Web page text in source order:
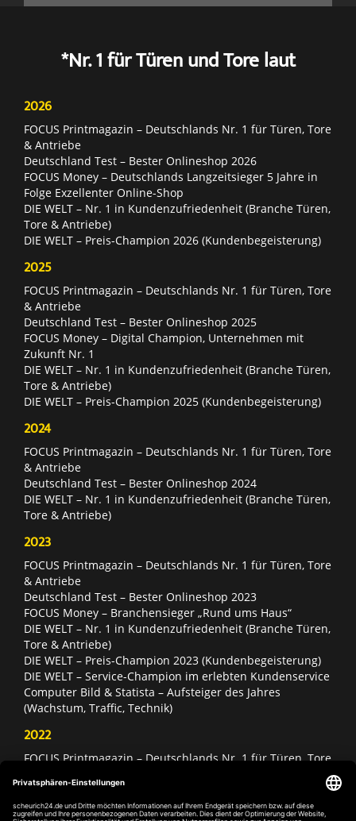
*Nr. 1 für Türen und Tore laut
2026
FOCUS Printmagazin – Deutschlands Nr. 1 für Türen, Tore
& Antriebe
Deutschland Test – Bester Onlineshop 2026
FOCUS Money – Deutschlands Langzeitsieger 5 Jahre in
Folge Exzellenter Online-Shop
DIE WELT – Nr. 1 in Kundenzufriedenheit (Branche Türen,
Tore & Antriebe)
DIE WELT – Preis-Champion 2026 (Kundenbegeisterung)
2025
FOCUS Printmagazin – Deutschlands Nr. 1 für Türen, Tore
& Antriebe
Deutschland Test – Bester Onlineshop 2025
FOCUS Money – Digital Champion, Unternehmen mit
Zukunft Nr. 1
DIE WELT – Nr. 1 in Kundenzufriedenheit (Branche Türen,
Tore & Antriebe)
DIE WELT – Preis-Champion 2025 (Kundenbegeisterung)
2024
FOCUS Printmagazin – Deutschlands Nr. 1 für Türen, Tore
& Antriebe
Deutschland Test – Bester Onlineshop 2024
DIE WELT – Nr. 1 in Kundenzufriedenheit (Branche Türen,
Tore & Antriebe)
2023
FOCUS Printmagazin – Deutschlands Nr. 1 für Türen, Tore
& Antriebe
Deutschland Test – Bester Onlineshop 2023
FOCUS Money – Branchensieger „Rund ums Haus“
DIE WELT – Nr. 1 in Kundenzufriedenheit (Branche Türen,
Tore & Antriebe)
DIE WELT – Preis-Champion 2023 (Kundenbegeisterung)
DIE WELT – Service-Champion im erlebten Kundenservice
Computer Bild & Statista – Aufsteiger des Jahres
(Wachstum, Traffic, Technik)
2022
FOCUS Printmagazin – Deutschlands Nr. 1 für Türen, Tore
Deutschland Test – Bester Onlineshop 2022
FOCUS Money – Branchensieger „Rund ums Haus“